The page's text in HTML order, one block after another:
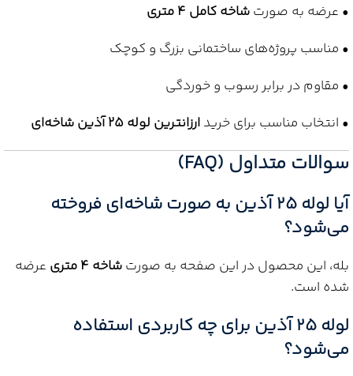
• عرضه به صورتشاخه کامل 4 متری
• مناسب پروژه‌های ساختمانی بزرگ و کوچک
• مقاوم در برابر رسوب و خوردگی
• انتخاب مناسب برای خریدارزانترین لوله 25 آذین شاخه‌ای
سوالات متداول (FAQ)
آیا لوله 25 آذین به صورت شاخه‌ای فروخته
می‌شود؟
بله، این محصول در این صفحه به صورتشاخه 4 متری
عرضه
شده است.
لوله 25 آذین برای چه کاربردی استفاده
می‌شود؟